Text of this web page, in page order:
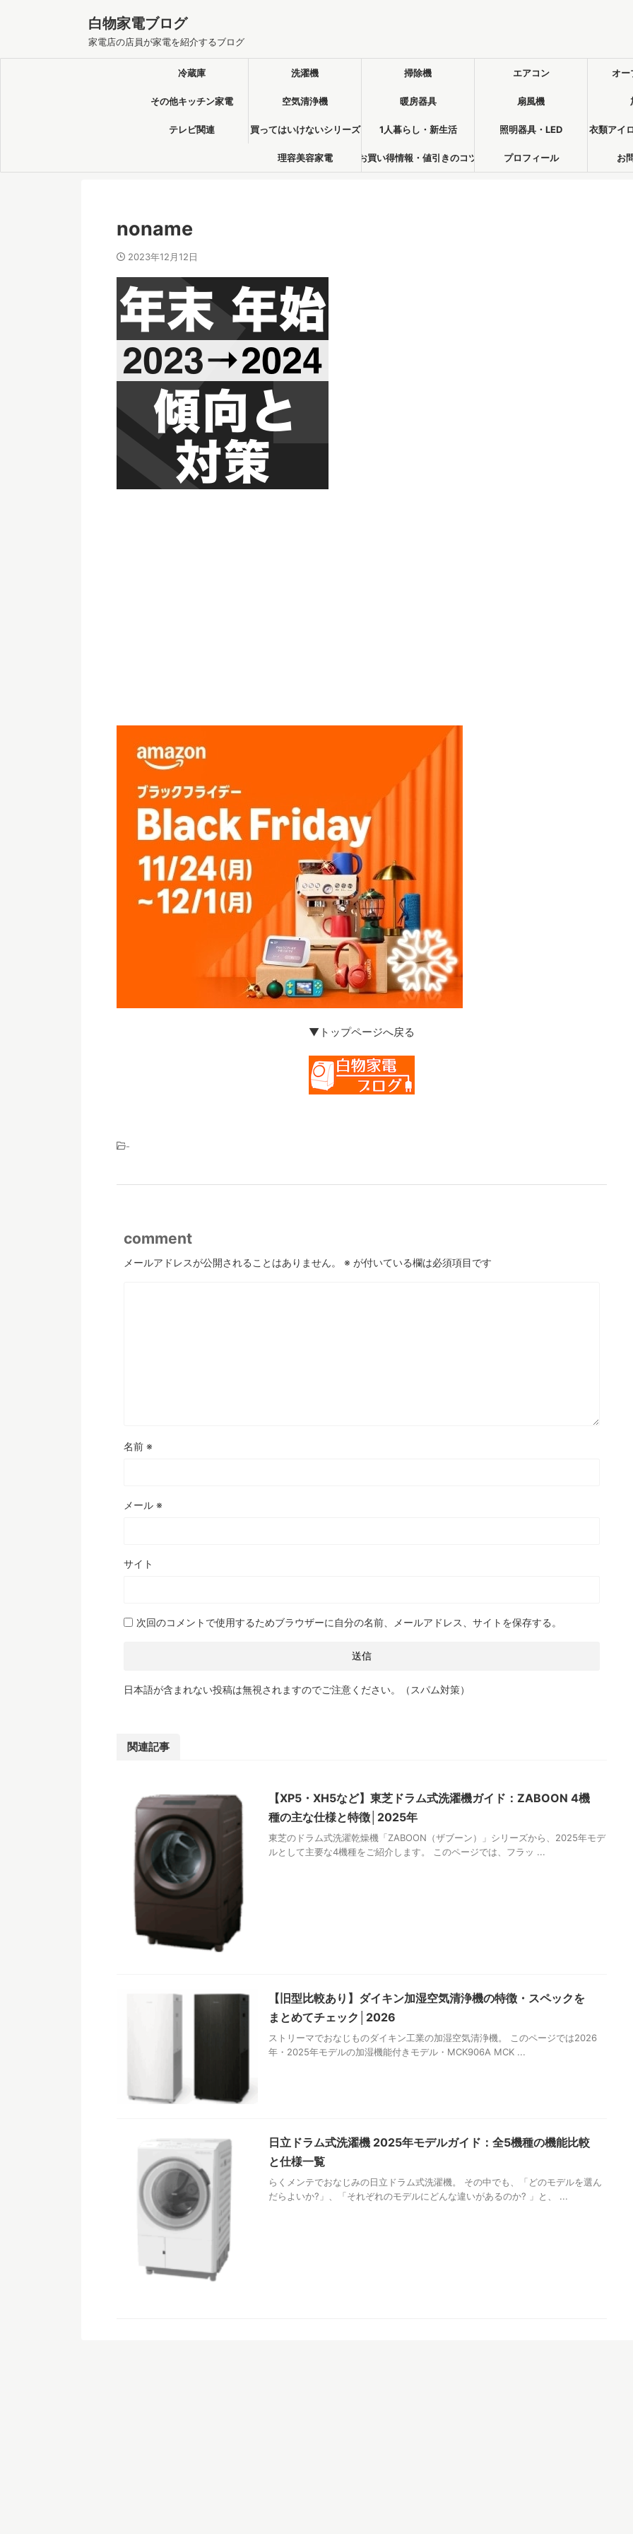
白物家電ブログ
家電店の店員が家電を紹介するブログ
冷蔵庫 洗濯機 掃除機 エアコン オー
その他キッチン家電 空気清浄機 暖房器具 扇風機
テレビ関連 買ってはいけないシリーズ 1人暮らし・新生活 照明器具・LED 衣類アイ
理容美容家電 お買い得情報・値引きのコツ プロフィール お
noname
2023年12月12日
▼トップページへ戻る
-
comment
メールアドレスが公開されることはありません。 ※ が付いている欄は必須項目です
名前 ※
メール ※
サイト
次回のコメントで使用するためブラウザーに自分の名前、メールアドレス、サイトを保存する。
日本語が含まれない投稿は無視されますのでご注意ください。（スパム対策）
関連記事
【XP5・XH5など】東芝ドラム式洗濯機ガイド：ZABOON 4機
種の主な仕様と特徴│2025年
東芝のドラム式洗濯乾燥機「ZABOON（ザブーン）」シリーズから、2025年モデ
ルとして主要な4機種をご紹介します。 このページでは、フラッ ...
【旧型比較あり】ダイキン加湿空気清浄機の特徴・スペックを
まとめてチェック│2026
ストリーマでおなじものダイキン工業の加湿空気清浄機。 このページでは2026
年・2025年モデルの加湿機能付きモデル・MCK906A MCK ...
日立ドラム式洗濯機 2025年モデルガイド：全5機種の機能比較
と仕様一覧
らくメンテでおなじみの日立ドラム式洗濯機。 その中でも、「どのモデルを選ん
だらよいか?」、「それぞれのモデルにどんな違いがあるのか? 」と、 ...